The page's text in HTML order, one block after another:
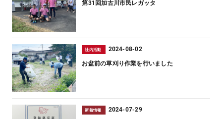
第31回加古川市民レガッタ
社内活動 2024-08-02
お盆前の草刈り作業を行いました
新着情報 2024-07-29